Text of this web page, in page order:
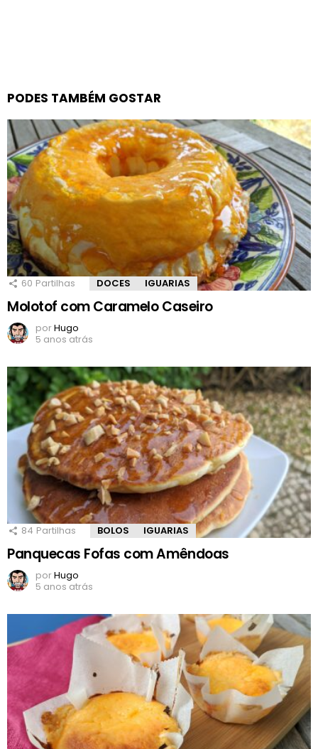
PODES TAMBÉM GOSTAR
60 Partilhas DOCES IGUARIAS
Molotof com Caramelo Caseiro
porHugo
5 anos atrás
84 Partilhas BOLOS IGUARIAS
Panquecas Fofas com Amêndoas
porHugo
5 anos atrás